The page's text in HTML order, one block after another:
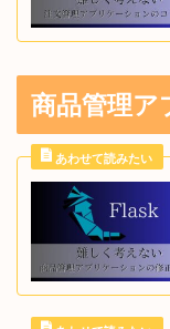
商品管理ア